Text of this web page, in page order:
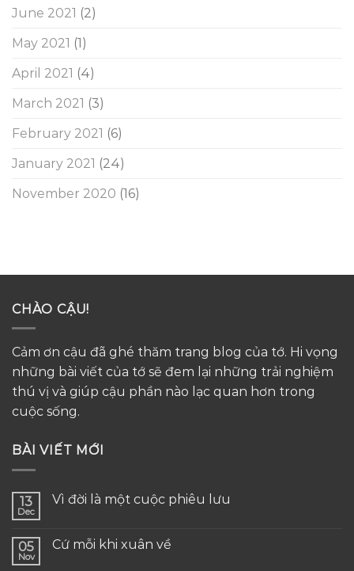
June 2021 (2)
May 2021 (1)
April 2021 (4)
March 2021 (3)
February 2021 (6)
January 2021 (24)
November 2020 (16)
CHÀO CẬU!
Cảm ơn cậu đã ghé thăm trang blog của tớ. Hi vọng
những bài viết của tớ sẽ đem lại những trải nghiệm
thú vị và giúp cậu phần nào lạc quan hơn trong
cuộc sống.
BÀI VIẾT MỚI
13
Dec
Vì đời là một cuộc phiêu lưu
05
Nov
Cứ mỗi khi xuân về